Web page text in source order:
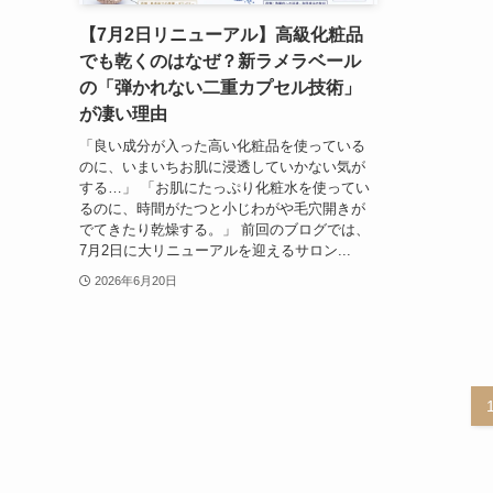
【7月2日リニューアル】高級化粧品
でも乾くのはなぜ？新ラメラベール
の「弾かれない二重カプセル技術」
が凄い理由
「良い成分が入った高い化粧品を使っている
のに、いまいちお肌に浸透していかない気が
する…」 「お肌にたっぷり化粧水を使ってい
るのに、時間がたつと小じわがや毛穴開きが
でてきたり乾燥する。」 前回のブログでは、
7月2日に大リニューアルを迎えるサロン...
2026年6月20日
1